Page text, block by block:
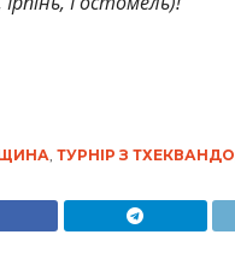
ТУРНІР З ТХЕКВАНДО